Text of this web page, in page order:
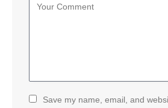
Save my name, email, and